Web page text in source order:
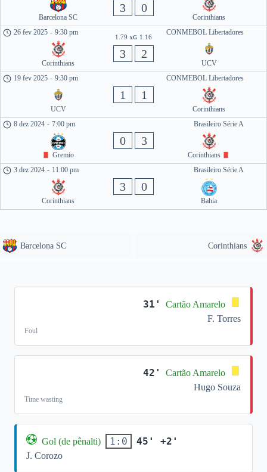
Barcelona SC
3 0
Corinthians
CONMEBOL Libertadores
26 fev 2025 - 9:30 pm
Corinthians
1.79 xG 1.16
3 2
UCV
CONMEBOL Libertadores
19 fev 2025 - 9:30 pm
UCV
1 1
Corinthians
Brasileiro Série A
8 dez 2024 - 7:00 pm
Gremio
0 3
Corinthians
Brasileiro Série A
3 dez 2024 - 11:00 pm
Corinthians
3 0
Bahia
Barcelona SC Corinthians
31'
Cartão Amarelo
F. Torres
Foul
42'
Cartão Amarelo
Hugo Souza
Time wasting
Gol (de pênalti) 1:0 45' +2'
J. Corozo